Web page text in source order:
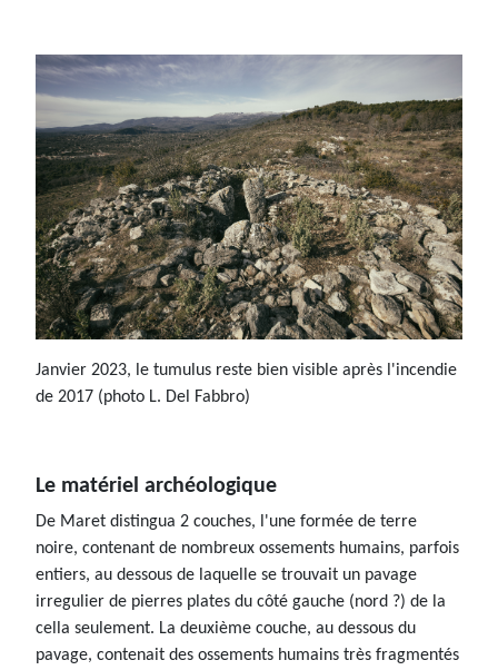
Janvier 2023, le tumulus reste bien visible après l'incendie
de 2017 (photo L. Del Fabbro)
Le matériel archéologique
De Maret distingua 2 couches, l'une formée de terre
noire, contenant de nombreux ossements humains, parfois
entiers, au dessous de laquelle se trouvait un pavage
irregulier de pierres plates du côté gauche (nord ?) de la
cella seulement. La deuxième couche, au dessous du
pavage, contenait des ossements humains très fragmentés